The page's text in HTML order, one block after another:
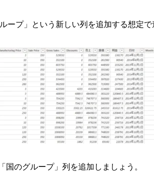
ープ」という新しい列を追加する想定
のグループ」列を追加しましょう。